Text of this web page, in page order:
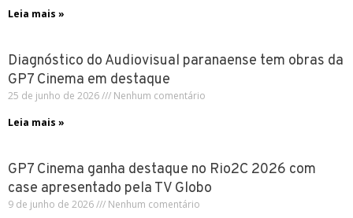
Leia mais »
Diagnóstico do Audiovisual paranaense tem obras da
GP7 Cinema em destaque
25 de junho de 2026
Nenhum comentário
Leia mais »
GP7 Cinema ganha destaque no Rio2C 2026 com
case apresentado pela TV Globo
9 de junho de 2026 Nenhum comentário